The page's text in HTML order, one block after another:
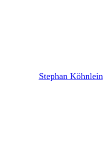
Stephan Köhnlein